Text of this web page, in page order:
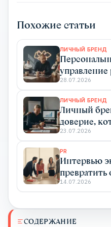
СОДЕРЖАНИЕ
Похожие статьи
ЛИЧНЫЙ БРЕНД
управление
эксперта
28.07.2026
ЛИЧНЫЙ БРЕНД
Личный
доверие,
бизнес
23.07.2026
PR
Интервью
превратить
системный
14.07.2026